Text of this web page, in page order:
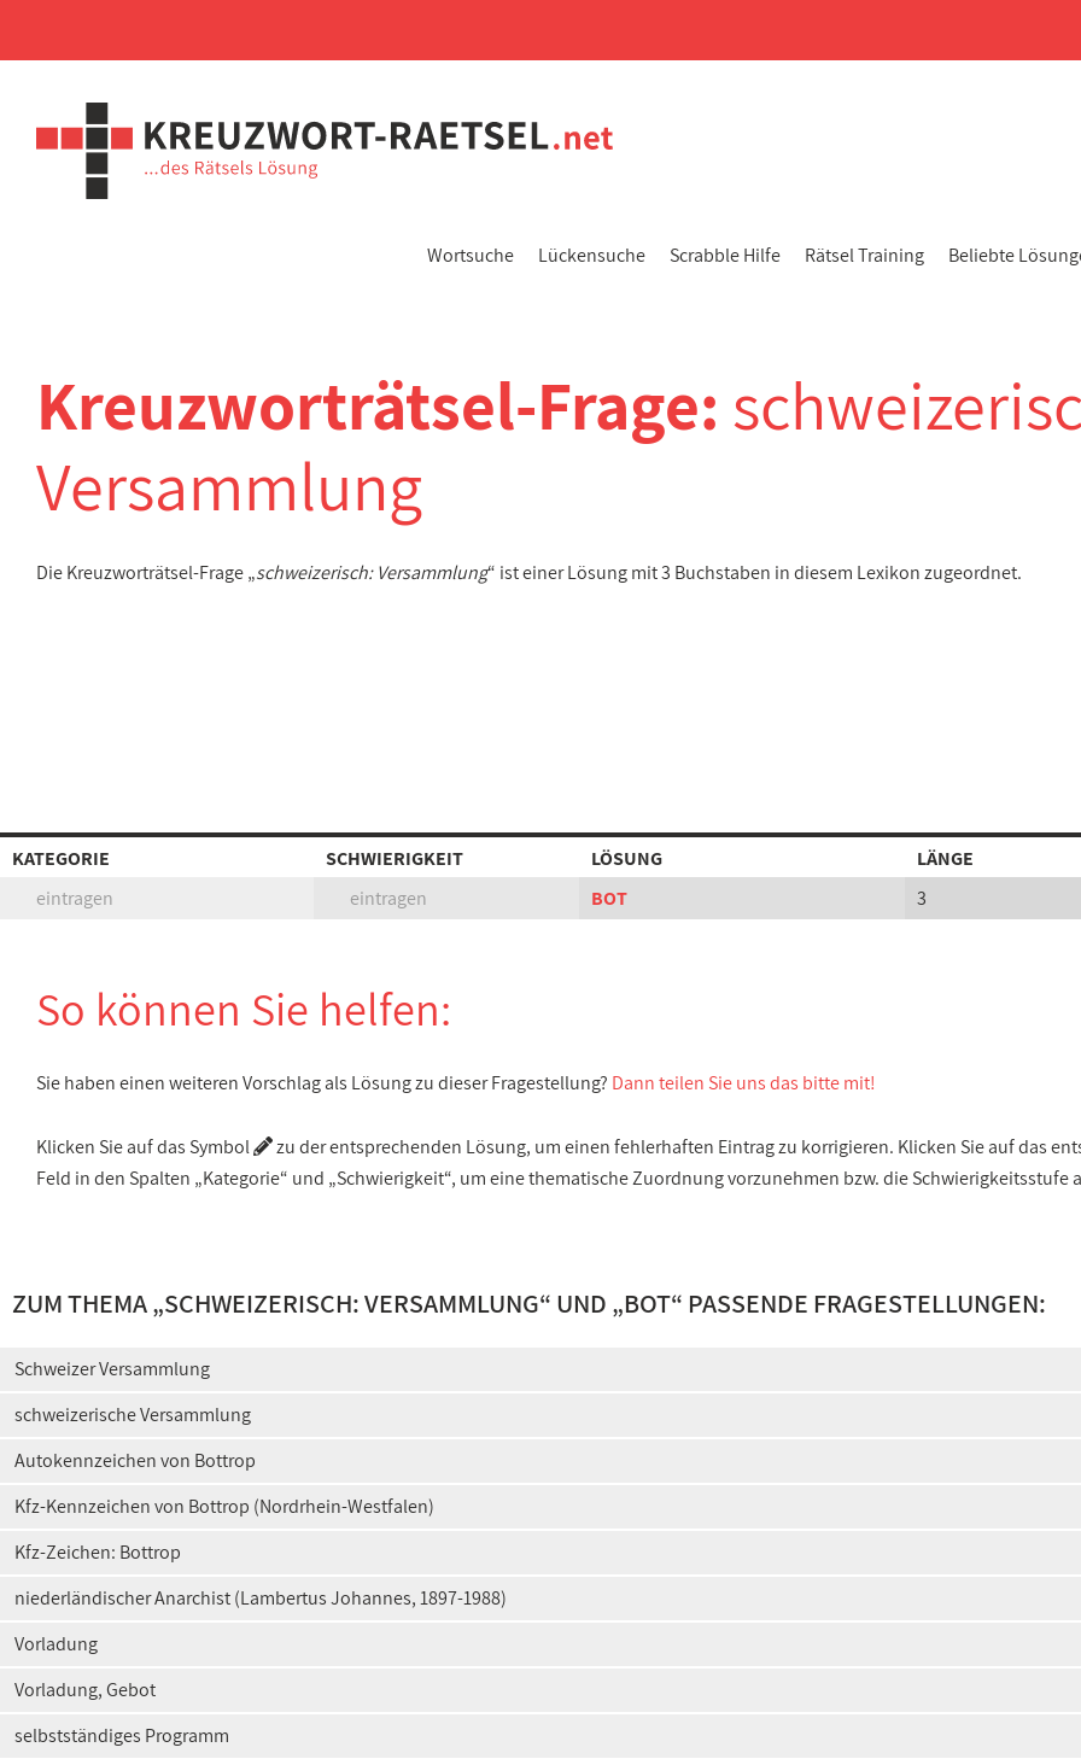
Wortsuche Lückensuche Scrabble Hilfe Rätsel Training Beliebte
Kreuzworträtsel-Frage:
Versammlung
Die Kreuzworträtsel-Frage „schweizerisch: Versammlung“ ist einer Lösung mit 3 Buchstaben in diesem Lexikon zugeordnet.
KATEGORIE SCHWIERIGKEIT LÖSUNG
LÄNGE
eintragen
eintragen BOT 3
So können Sie helfen:
Sie haben einen weiteren Vorschlag als Lösung zu dieser Fragestellung? Dann teilen Sie uns das bitte mit!
Klicken Sie auf das Symbol
zu der entsprechenden Lösung, um einen fehlerhaften Eintrag zu korrigieren. Klicken Sie auf das
Feld in den Spalten „Kategorie“ und „Schwierigkeit“, um eine thematische Zuordnung vorzunehmen bzw. die Schwierigkeitsstufe
ZUM THEMA „SCHWEIZERISCH: VERSAMMLUNG“ UND „BOT“ PASSENDE FRAGESTELLUNGEN:
Schweizer Versammlung
schweizerische Versammlung
Autokennzeichen von Bottrop
Kfz-Kennzeichen von Bottrop (Nordrhein-Westfalen)
Kfz-Zeichen: Bottrop
niederländischer Anarchist (Lambertus Johannes, 1897-1988)
Vorladung
Vorladung, Gebot
selbstständiges Programm